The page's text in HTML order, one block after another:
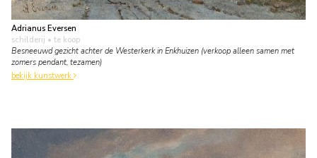
Adrianus Eversen
schilderij • te koop
Besneeuwd gezicht achter de Westerkerk in Enkhuizen (verkoop alleen samen met
zomers pendant, tezamen)
bekijk kunstwerk